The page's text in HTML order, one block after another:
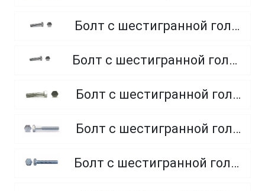
Болт с шестигранной головкой, полная резьба, класс прочности 4.8 и 5.8
Болт с шестигранной головкой, полная резьба, из нержавеющей стали A2 и A4
Болт с шестигранной головкой, неполная резьба, класс прочности 5.8
Болт с шестигранной головкой, неполная резьба, класс прочности 8.8
Болт с шестигранной головкой, полная резьба, класс прочности 10.9 и 12.9